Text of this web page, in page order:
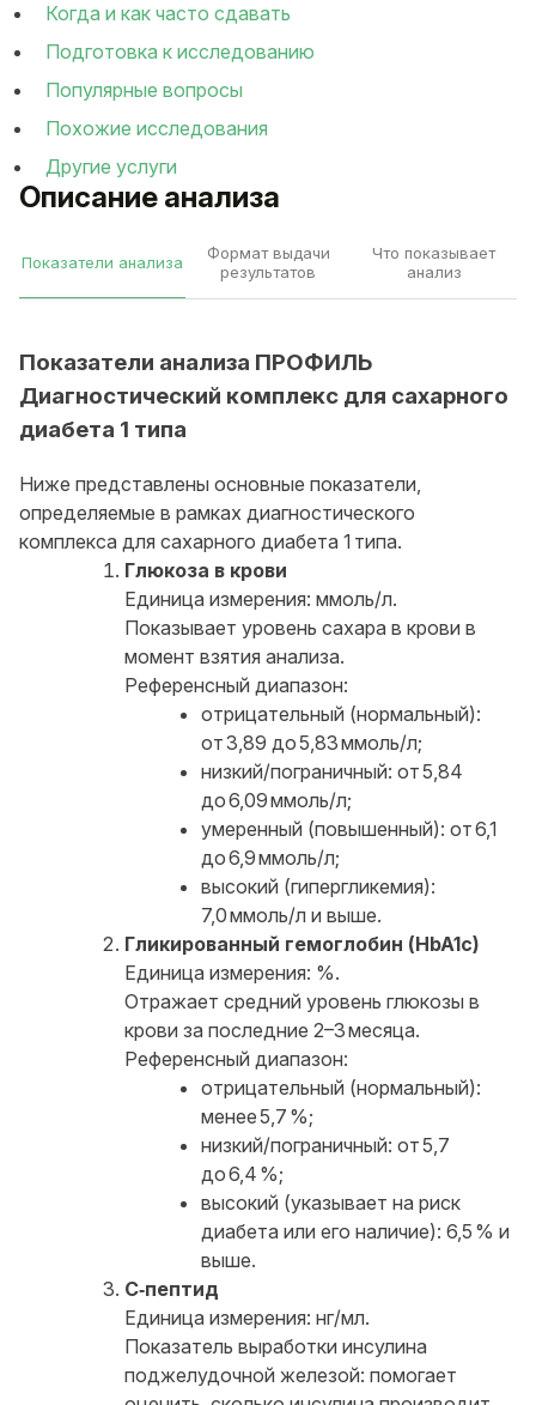
Описание анализа
Показатели анализа
Формат выдачи
результатов
Что показывает
анализ
Показатели анализа ПРОФИЛЬ
Диагностический комплекс для сахарного
диабета 1 типа
Ниже представлены основные показатели,
определяемые в рамках диагностического
комплекса для сахарного диабета 1 типа.
Глюкоза в крови
Единица измерения: ммоль/л.
Показывает уровень сахара в крови в
момент взятия анализа.
Референсный диапазон:
отрицательный (нормальный):
от 3,89 до 5,83 ммоль/л;
низкий/пограничный: от 5,84
до 6,09 ммоль/л;
умеренный (повышенный): от 6,1
до 6,9 ммоль/л;
высокий (гипергликемия):
7,0 ммоль/л и выше.
Гликированный гемоглобин (HbA1c)
Единица измерения: %.
Отражает средний уровень глюкозы в
крови за последние 2–3 месяца.
Референсный диапазон:
отрицательный (нормальный):
менее 5,7 %;
низкий/пограничный: от 5,7
до 6,4 %;
высокий (указывает на риск
диабета или его наличие): 6,5 % и
выше.
С‑пептид
Единица измерения: нг/мл.
Показатель выработки инсулина
поджелудочной железой: помогает
Когда и как часто сдавать
Подготовка к исследованию
Популярные вопросы
Похожие исследования
Другие услуги